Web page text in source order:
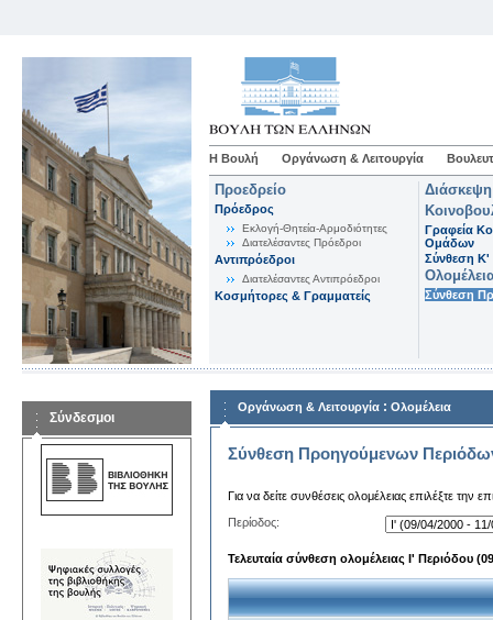
Η Βουλή Οργάνωση & Λειτουργία
Προεδρείο
Πρόεδρος
Εκλογή-Θητεία-Αρμοδιότητες
Διατελέσαντες Πρόεδροι
Αντιπρόεδροι
Διατελέσαντες Αντιπρόεδροι
Κοσμήτορες & Γραμματείς
Γραφεία
Ομάδων
Σύνθεση K'
Σύνθεση
Σύνδεσμοι
Οργάνωση & Λειτουργία : Ολομέλεια
Σύνθεση Προηγούμενων
Για να δείτε συνθέσεις ολομέλειας επιλέξτε την
Περίοδος:
Τελευταία σύνθεση ολομέλειας Ι' Περιόδου